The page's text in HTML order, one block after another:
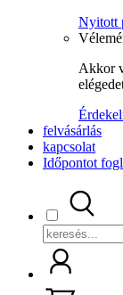
Nyitott
Akkor
felvásárlás
kapcsolat
Időpontot